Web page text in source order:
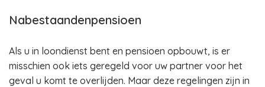
Nabestaandenpensioen
Als u in loondienst bent en pensioen opbouwt, is er
misschien ook iets geregeld voor uw partner voor het
geval u komt te overlijden. Maar deze regelingen zijn in